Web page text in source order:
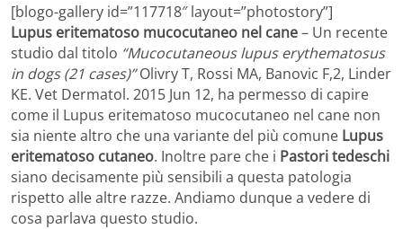
[blogo-gallery id=”117718″ layout=”photostory”]
Lupus eritematoso mucocutaneo nel cane– Un recente
studio dal titolo “Mucocutaneous lupus erythematosus
in dogs (21 cases)”Olivry T, Rossi MA, Banovic F,2, Linder
KE. Vet Dermatol. 2015 Jun 12, ha permesso di capire
come il Lupus eritematoso mucocutaneo nel cane non
sia niente altro che una variante del più comune Lupus
eritematoso cutaneo. Inoltre pare che i Pastori tedeschi
siano decisamente più sensibili a questa patologia
rispetto alle altre razze. Andiamo dunque a vedere di
cosa parlava questo studio.